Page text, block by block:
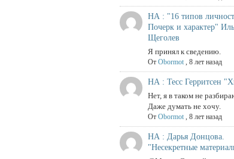
НА : "16 типов
Почерк и характер"
Щеголев
Я принял к сведению.
ОтObormot ,8 лет назад
НА : Тесс Герритсен
Нет, я в таком не
Даже думать не хочу.
ОтObormot ,8 лет назад
НА : Дарья Донцова.
"Несекретные